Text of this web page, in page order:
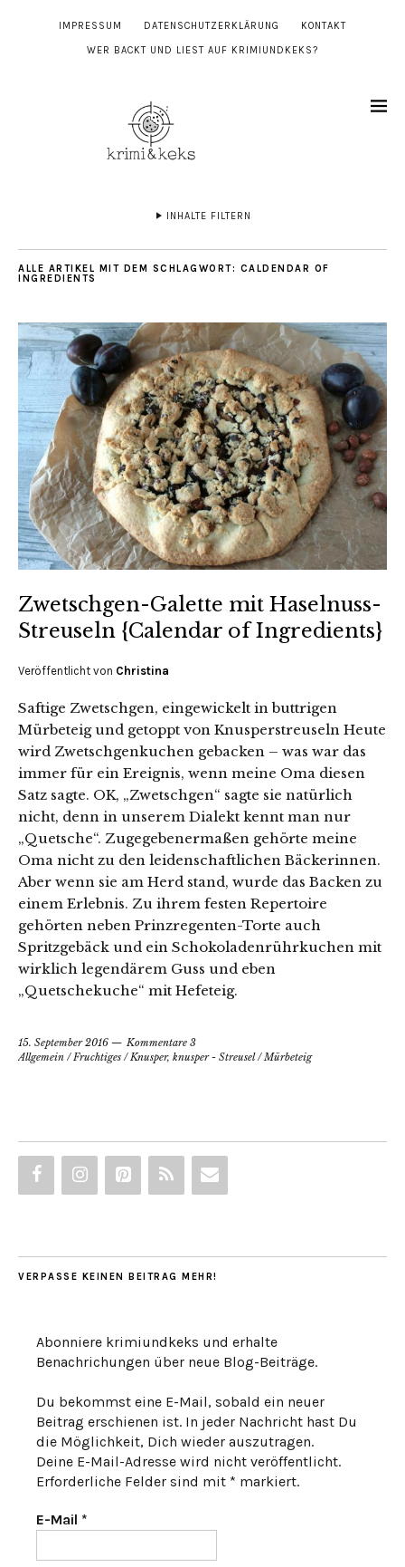
IMPRESSUM DATENSCHUTZERKLÄRUNG KONTAKT
WER BACKT UND LIEST AUF KRIMIUNDKEKS?
INHALTE FILTERN
ALLE ARTIKEL MIT DEM SCHLAGWORT: CALDENDAR OF
INGREDIENTS
Zwetschgen-Galette mit Haselnuss-
Streuseln {Calendar of Ingredients}
Veröffentlicht von Christina
Saftige Zwetschgen, eingewickelt in buttrigen
Mürbeteig und getoppt von Knusperstreuseln Heute
wird Zwetschgenkuchen gebacken – was war das
immer für ein Ereignis, wenn meine Oma diesen
Satz sagte. OK, „Zwetschgen“ sagte sie natürlich
nicht, denn in unserem Dialekt kennt man nur
„Quetsche“. Zugegebenermaßen gehörte meine
Oma nicht zu den leidenschaftlichen Bäckerinnen.
Aber wenn sie am Herd stand, wurde das Backen zu
einem Erlebnis. Zu ihrem festen Repertoire
gehörten neben Prinzregenten-Torte auch
Spritzgebäck und ein Schokoladenrührkuchen mit
wirklich legendärem Guss und eben
„Quetschekuche“ mit Hefeteig.
15. September 2016
Kommentare 3
Allgemein /Fruchtiges /Knusper, knusper - Streusel/Mürbeteig
VERPASSE KEINEN BEITRAG MEHR!
Abonniere krimiundkeks und erhalte
Benachrichungen über neue Blog-Beiträge.
Du bekommst eine E-Mail, sobald ein neuer
Beitrag erschienen ist. In jeder Nachricht hast Du
die Möglichkeit, Dich wieder auszutragen.
Deine E-Mail-Adresse wird nicht veröffentlicht.
Erforderliche Felder sind mit * markiert.
E-Mail *